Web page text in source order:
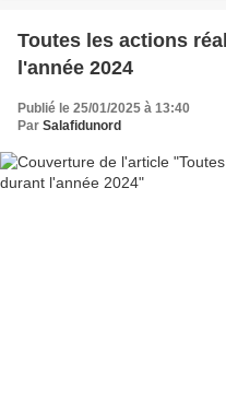
Toutes les actions
l'année 2024
Publié le 25/01/2025 à 13:40
Par Salafidunord